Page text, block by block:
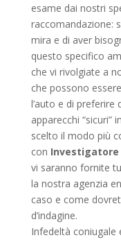
esame dai nostri
raccomandazione:
mira e di aver
questo specifico
che vi rivolgiate a
che possono
l’auto e di preferire
apparecchi “sicuri”
scelto il modo più
con Investigatore
vi saranno fornite
la nostra agenzia
caso e come
d’indagine.
Infedeltà coniugale